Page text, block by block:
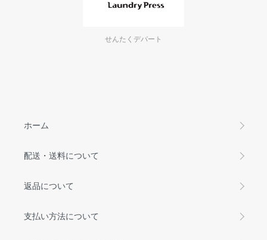
せんたくデパート
ホーム
配送・送料について
返品について
支払い方法について